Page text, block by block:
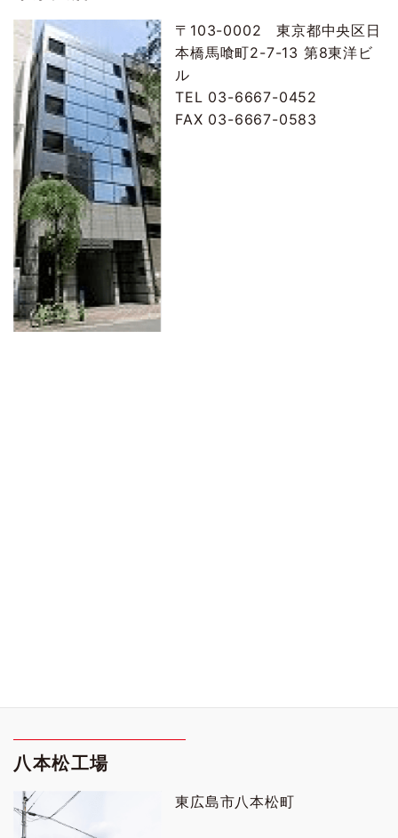
〒103-0002 東京都中央区日
本橋馬喰町2-7-13 第8東洋ビ
ル
TEL 03-6667-0452
FAX 03-6667-0583
八本松工場
東広島市八本松町